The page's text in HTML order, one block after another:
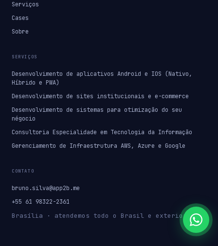
Serviços
Cases
Sobre
SERVIÇOS
Desenvolvimento de aplicativos Android e IOS (Nativo,
Híbrido e PWA)
Desenvolvimento de sites institucionais e e-commerce
Desenvolvimento de sistemas para otimização do seu
négocio
Consultoria Especialidade em Tecnologia da Informação
Gerenciamento de Infraestrutura AWS, Azure e Google
CONTATO
bruno.silva@app2b.me
+55 61 98322-2361
Brasília · atendemos todo o Brasil e exterior